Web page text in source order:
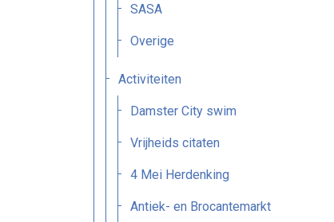
SASA
Overige
Activiteiten
Damster City swim
Vrijheids citaten
4 Mei Herdenking
Antiek- en Brocantemarkt